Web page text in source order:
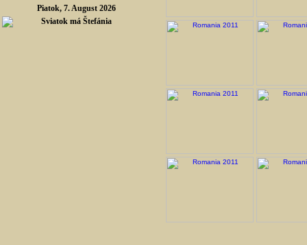
Piatok, 7. August 2026
Sviatok má Štefánia